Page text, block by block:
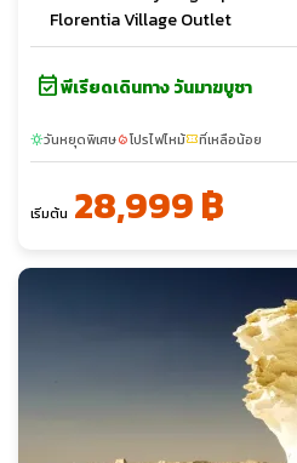
Florentia Village Outlet
event_availableพีเรียดเดินทาง วันมาฆบูชา
sunnyวันหยุดพิเศษlocal_fire_departmentโปรไฟไหม้confirmation_numberที่เหลือน้อย
เริ่มต้น 28,999 ฿